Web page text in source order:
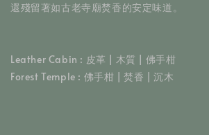
還殘留著如古老寺廟焚香的安定味道。
Leather Cabin : 皮革 | 木質 | 佛手柑
Forest Temple : 佛手柑 | 焚香 | 沉木